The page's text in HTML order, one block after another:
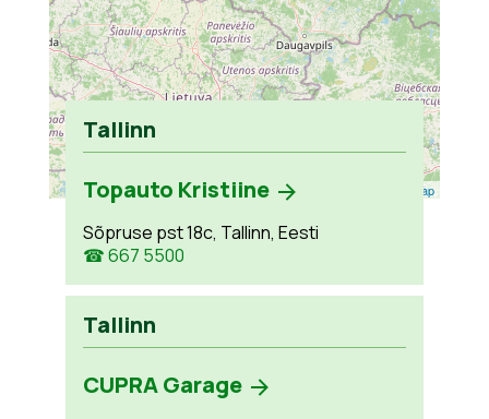
Leaflet OpenStreetMap
Tallinn
Topauto Kristiine
Sõpruse pst 18c, Tallinn, Eesti
☎ 667 5500
Tallinn
CUPRA Garage